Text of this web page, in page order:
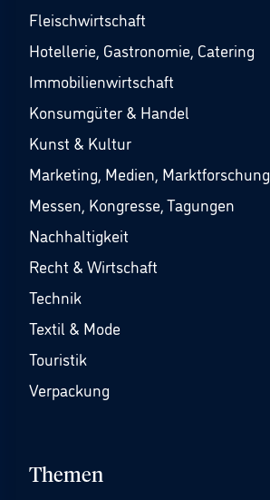
Fleischwirtschaft
Hotellerie, Gastronomie, Catering
Immobilienwirtschaft
Konsumgüter & Handel
Kunst & Kultur
Marketing, Medien, Marktforschung
Messen, Kongresse, Tagungen
Nachhaltigkeit
Recht & Wirtschaft
Technik
Textil & Mode
Touristik
Verpackung
Themen